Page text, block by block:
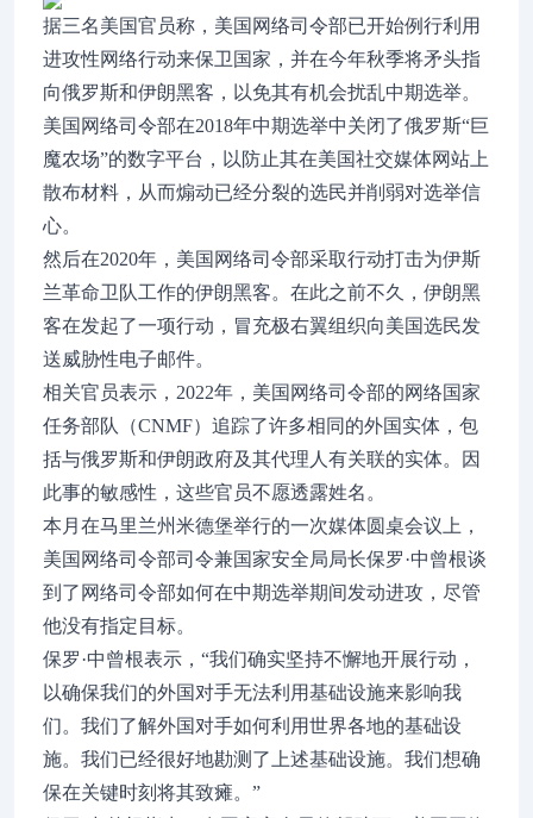
据三名美国官员称，美国网络司令部已开始例行利用
进攻性网络行动来保卫国家，并在今年秋季将矛头指
向俄罗斯和伊朗黑客，以免其有机会扰乱中期选举。
美国网络司令部在2018年中期选举中关闭了俄罗斯“巨
魔农场”的数字平台，以防止其在美国社交媒体网站上
散布材料，从而煽动已经分裂的选民并削弱对选举信
心。
然后在2020年，美国网络司令部采取行动打击为伊斯
兰革命卫队工作的伊朗黑客。在此之前不久，伊朗黑
客在发起了一项行动，冒充极右翼组织向美国选民发
送威胁性电子邮件。
相关官员表示，2022年，美国网络司令部的网络国家
任务部队（CNMF）追踪了许多相同的外国实体，包
括与俄罗斯和伊朗政府及其代理人有关联的实体。因
此事的敏感性，这些官员不愿透露姓名。
本月在马里兰州米德堡举行的一次媒体圆桌会议上，
美国网络司令部司令兼国家安全局局长保罗·中曾根谈
到了网络司令部如何在中期选举期间发动进攻，尽管
他没有指定目标。
保罗·中曾根表示，“我们确实坚持不懈地开展行动，
以确保我们的外国对手无法利用基础设施来影响我
们。我们了解外国对手如何利用世界各地的基础设
施。我们已经很好地勘测了上述基础设施。我们想确
保在关键时刻将其致瘫。”